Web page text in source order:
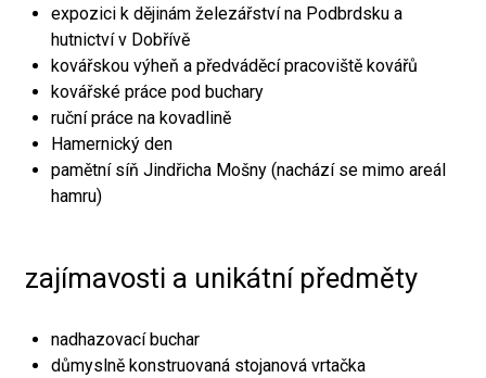
expozici k dějinám železářství na Podbrdsku a
hutnictví v Dobřívě
kovářskou výheň a předváděcí pracoviště kovářů
kovářské práce pod buchary
ruční práce na kovadlině
Hamernický den
pamětní síň Jindřicha Mošny (nachází se mimo areál
hamru)
zajímavosti a unikátní předměty
nadhazovací buchar
důmyslně konstruovaná stojanová vrtačka